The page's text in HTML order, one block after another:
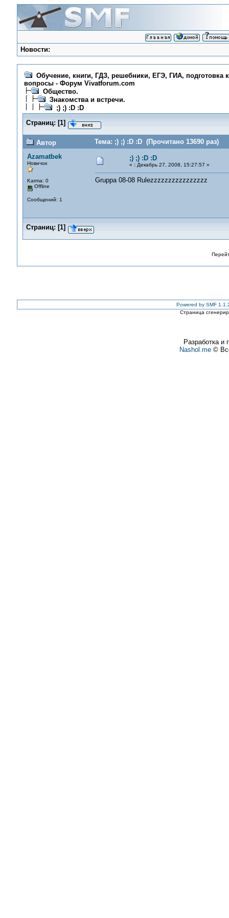
Новости:
Обучение, книги, ГДЗ, решебники, ЕГЭ, ГИА, подготовка
вопросы - Форум Vivatforum.com
Общество.
Знакомства и встречи.
;) ;) :D :D
Страниц: [1]
Автор
Тема: ;) ;) :D :D (Прочитано 13690 раз)
Azamatbek
Новичок
Karma: 0
Offline
Сообщений: 1
;) ;) :D :D
« :Декабрь 27, 2008, 15:27:57 »
Gruppa 08-08 Rulezzzzzzzzzzzzzzzz
Страниц: [1]
Powered by SMF
Страница
Разработка и
Nashol.me©